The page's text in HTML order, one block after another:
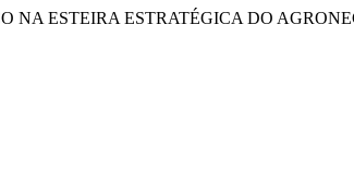
NA ESTEIRA ESTRATÉGICA DO